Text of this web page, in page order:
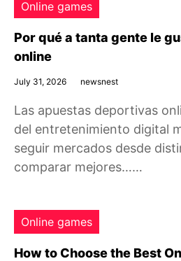
Online games
Por qué a tanta gente le
online
July 31, 2026 newsnest
Las apuestas deportivas
del entretenimiento digital
seguir mercados desde
comparar mejores……
Online games
How to Choose the Best